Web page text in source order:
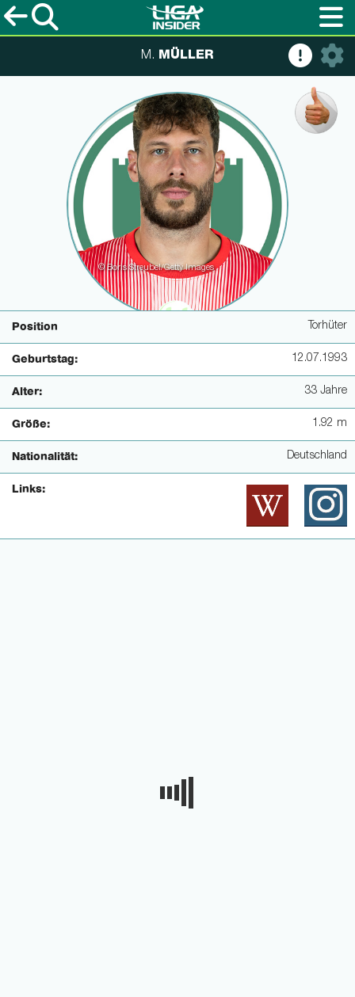
M. MÜLLER
© Boris Streubel/Getty Images
Position Torhüter
Geburtstag: 12.07.1993
Alter: 33 Jahre
Größe: 1.92 m
Nationalität: Deutschland
Links: